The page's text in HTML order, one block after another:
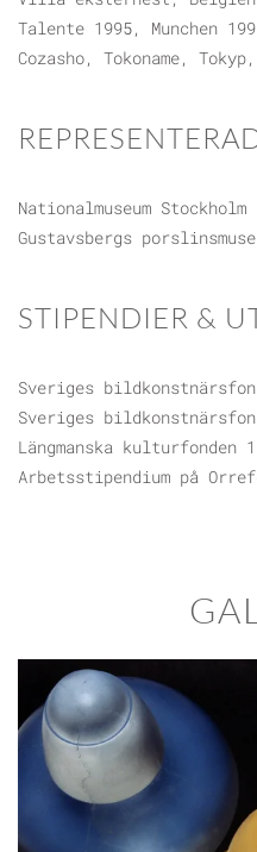
Talente 1995, Munchen
Cozasho, Tokoname,
Nationalmuseum Stockholm
Gustavsbergs
STIPENDIER &
Sveriges
Sveriges
Längmanska kulturfonden
Arbetsstipendium på
BLÄDDRA